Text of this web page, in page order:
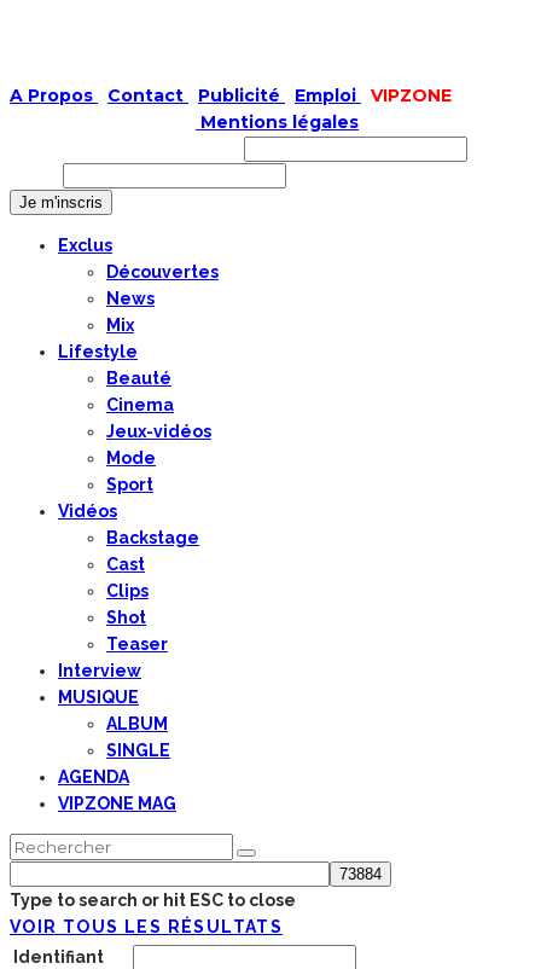
A Propos Contact Publicité Emploi
VIPZONE
Mentions légales
Exclus
Découvertes
News
Mix
Lifestyle
Beauté
Cinema
Jeux-vidéos
Mode
Sport
Vidéos
Backstage
Cast
Clips
Shot
Teaser
Interview
MUSIQUE
ALBUM
SINGLE
AGENDA
VIPZONE MAG
Type to search or hit ESC to close
VOIR TOUS LES RÉSULTATS
Identifiant